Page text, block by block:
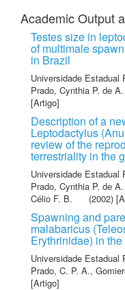
Academic Output
Testes size in
of multimale
in Brazil
Universidade Estadual
Prado, Cynthia P. de A.
[Artigo]
Description of a
Leptodactylus
review of the
terrestriality in the
Universidade Estadual
Prado, Cynthia P. de A.
Célio F. B.
(2002)
Spawning and
malabaricus
Erythrinidae) in
Universidade Estadual
Prado, C. P. A.,
[Artigo]